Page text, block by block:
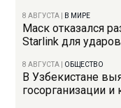
8 АВГУСТА В МИРЕ
Маск отказался
Starlink для
8 АВГУСТА ОБЩЕСТВО
В Узбекистане
госорганизации и